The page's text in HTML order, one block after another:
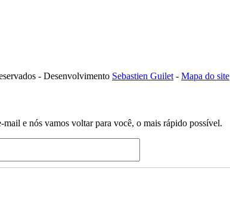
- Desenvolvimento Sebastien Guilet - Mapa do site
e nós vamos voltar para você, o mais rápido possível.